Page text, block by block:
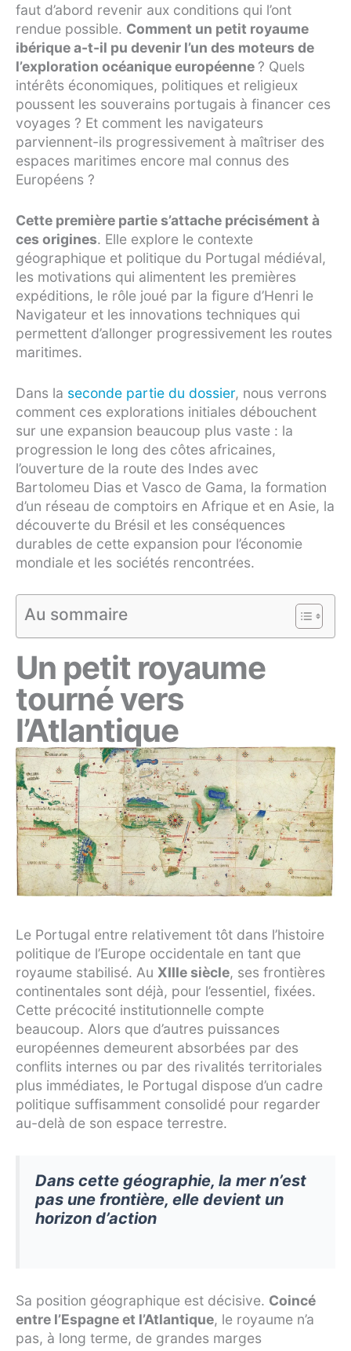
faut d’abord revenir aux conditions qui l’ont
rendue possible. Comment un petit royaume
ibérique a-t-il pu devenir l’un des moteurs de
l’exploration océanique européenne ? Quels
intérêts économiques, politiques et religieux
poussent les souverains portugais à financer ces
voyages ? Et comment les navigateurs
parviennent-ils progressivement à maîtriser des
espaces maritimes encore mal connus des
Européens ?
Cette première partie s’attache précisément à
ces origines. Elle explore le contexte
géographique et politique du Portugal médiéval,
les motivations qui alimentent les premières
expéditions, le rôle joué par la figure d’Henri le
Navigateur et les innovations techniques qui
permettent d’allonger progressivement les routes
maritimes.
Dans la seconde partie du dossier, nous verrons
comment ces explorations initiales débouchent
sur une expansion beaucoup plus vaste : la
progression le long des côtes africaines,
l’ouverture de la route des Indes avec
Bartolomeu Dias et Vasco de Gama, la formation
d’un réseau de comptoirs en Afrique et en Asie, la
découverte du Brésil et les conséquences
durables de cette expansion pour l’économie
mondiale et les sociétés rencontrées.
Au sommaire
Un petit royaume
tourné vers
l’Atlantique
Le Portugal entre relativement tôt dans l’histoire
politique de l’Europe occidentale en tant que
royaume stabilisé. Au XIIIe siècle, ses frontières
continentales sont déjà, pour l’essentiel, fixées.
Cette précocité institutionnelle compte
beaucoup. Alors que d’autres puissances
européennes demeurent absorbées par des
conflits internes ou par des rivalités territoriales
plus immédiates, le Portugal dispose d’un cadre
politique suffisamment consolidé pour regarder
au-delà de son espace terrestre.
Dans cette géographie, la mer n’est
pas une frontière, elle devient un
horizon d’action
Sa position géographique est décisive. Coincé
entre l’Espagne et l’Atlantique, le royaume n’a
pas, à long terme, de grandes marges